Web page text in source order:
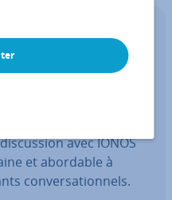
pour
avec IONOS
et abordable à
con­ver­sa­tion­nels.